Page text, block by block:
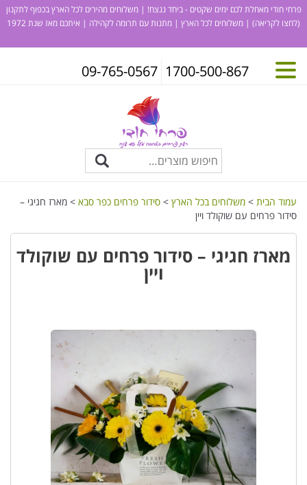
פרחי חודי מאחלת לכם ימים שקטים - ביחד ננצח! | משלוחים מהירים לכל הארץ בכפוף לתקנון
(לחצו לקריאה) | משלוחים לכל הארץ | מתנות עם תרומה לקהילה | איתכם מאז שנת 1972
1700-500-867
09-765-0567
עמוד הבית > משלוחים בכל הארץ > סידור פרחים כפר סבא > מארז חגיגי –
סידור פרחים עם שוקולד ויין
מארז חגיגי – סידור פרחים עם שוקולד
ויין